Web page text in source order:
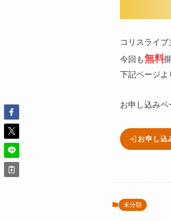
コリスライ
今回も無料
下記ページよ
お申し込みペ
お申し込
未分類